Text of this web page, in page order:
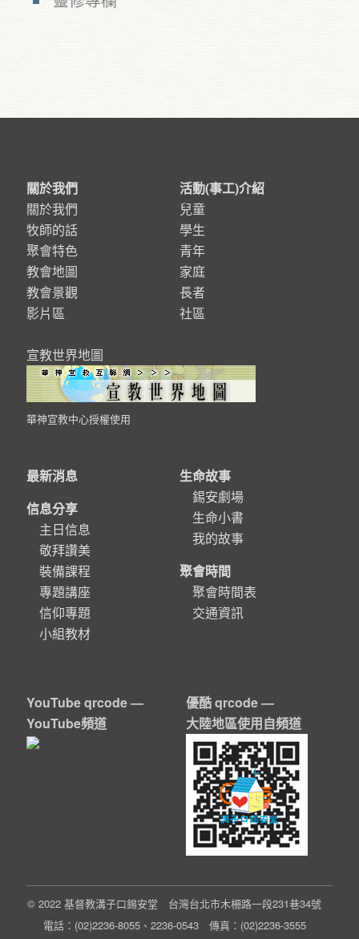
關於我們
關於我們
牧師的話
聚會特色
教會地圖
教會景觀
影片區
宣教世界地圖
華神宣教中心授權使用
活動(事工)介紹
兒童
學生
青年
家庭
長者
社區
最新消息
信息分享
主日信息
敬拜讚美
裝備課程
專題講座
信仰專題
小組教材
生命故事
錫安劇場
生命小書
我的故事
聚會時間
聚會時間表
交通資訊
YouTube qrcode —
YouTube頻道
優酷 qrcode —
大陸地區使用自頻道
© 2022 基督教溝子口錫安堂 台灣台北市木柵路一段231巷34號
電話：(02)2236-8055、2236-0543 傳真：(02)2236-3555